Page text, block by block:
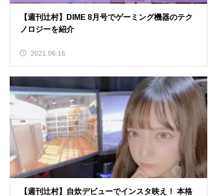
【週刊辻村】DIME 8月号でゲーミング機器のテク
ノロジーを紹介
2021.06.16
【週刊辻村】自炊デビューでインスタ映え！ 本格